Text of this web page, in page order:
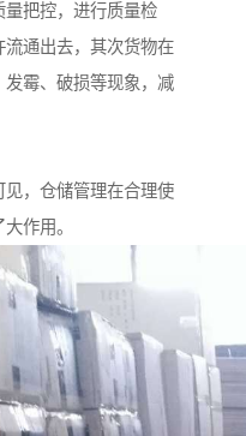
量把控，进行质量检
通出去，其次货物在
霉、破损等现象，减
，仓储管理在合理使
作用。